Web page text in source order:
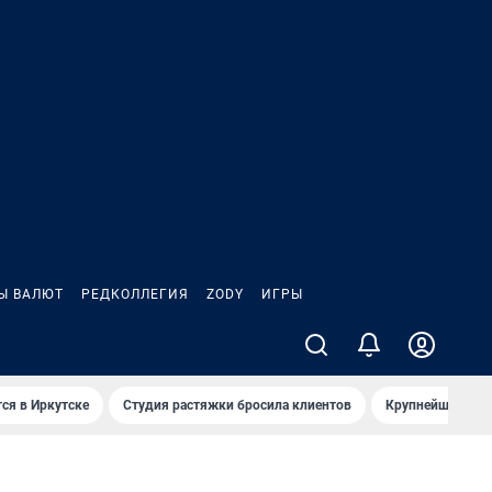
ВАЛЮТ РЕДКОЛЛЕГИЯ ZODY ИГРЫ
в Иркутске Студия растяжки бросила клиентов Крупнейшие